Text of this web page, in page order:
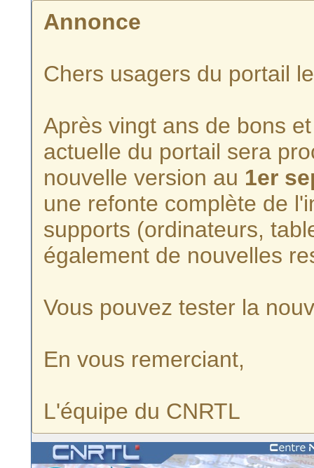
Annonce
Chers usagers du portail
Après vingt ans de bons
actuelle du portail sera
nouvelle version au 1er
une refonte complète de
supports (ordinateurs,
également de nouvelles
Vous pouvez tester la
En vous remerciant,
L'équipe du CNRTL